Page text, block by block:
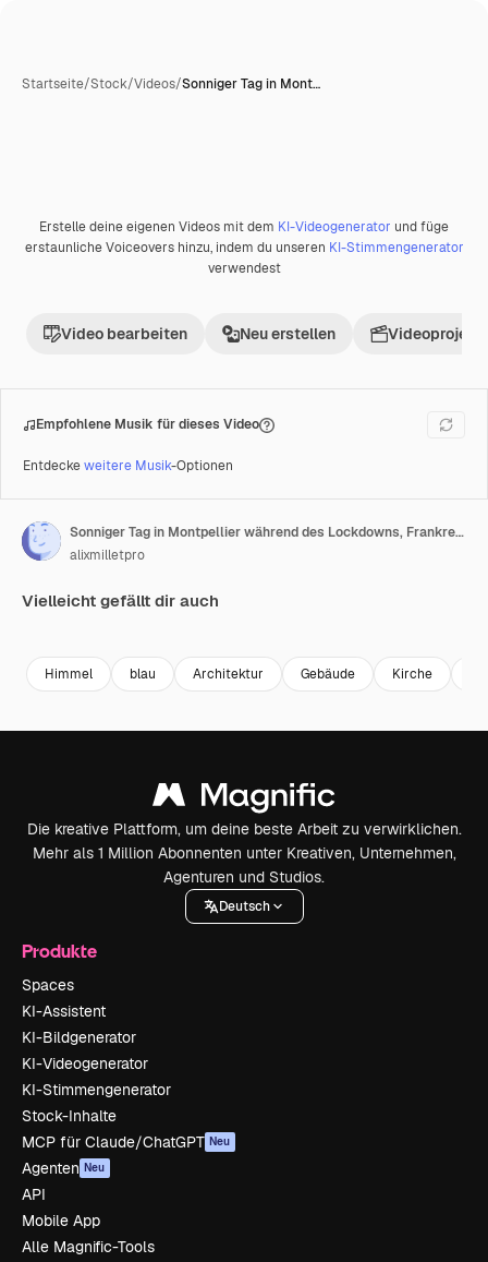
Startseite/Stock/Videos/Sonniger Tag in Mont…
Premium
Erstelle deine eigenen Videos mit dem KI-Videogenerator und füge
erstaunliche Voiceovers hinzu, indem du unseren KI-Stimmengenerator
verwendest
Video bearbeiten Neu erstellen Videoprojekt
Empfohlene Musik für dieses Video
Entdeckeweitere Musik-Optionen
Sonniger Tag in Montpellier während des Lockdowns, Frankreich
alixmilletpro
Vielleicht gefällt dir auch
Himmel blau Architektur Gebäude Kirche
Die kreative Plattform, um deine beste Arbeit zu verwirklichen.
Mehr als 1 Million Abonnenten unter Kreativen, Unternehmen,
Agenturen und Studios.
Deutsch
Produkte
Spaces
KI-Assistent
KI-Bildgenerator
KI-Videogenerator
KI-Stimmengenerator
Stock-Inhalte
MCP für Claude/ChatGPT Neu
Agenten Neu
API
Mobile App
Alle Magnific-Tools